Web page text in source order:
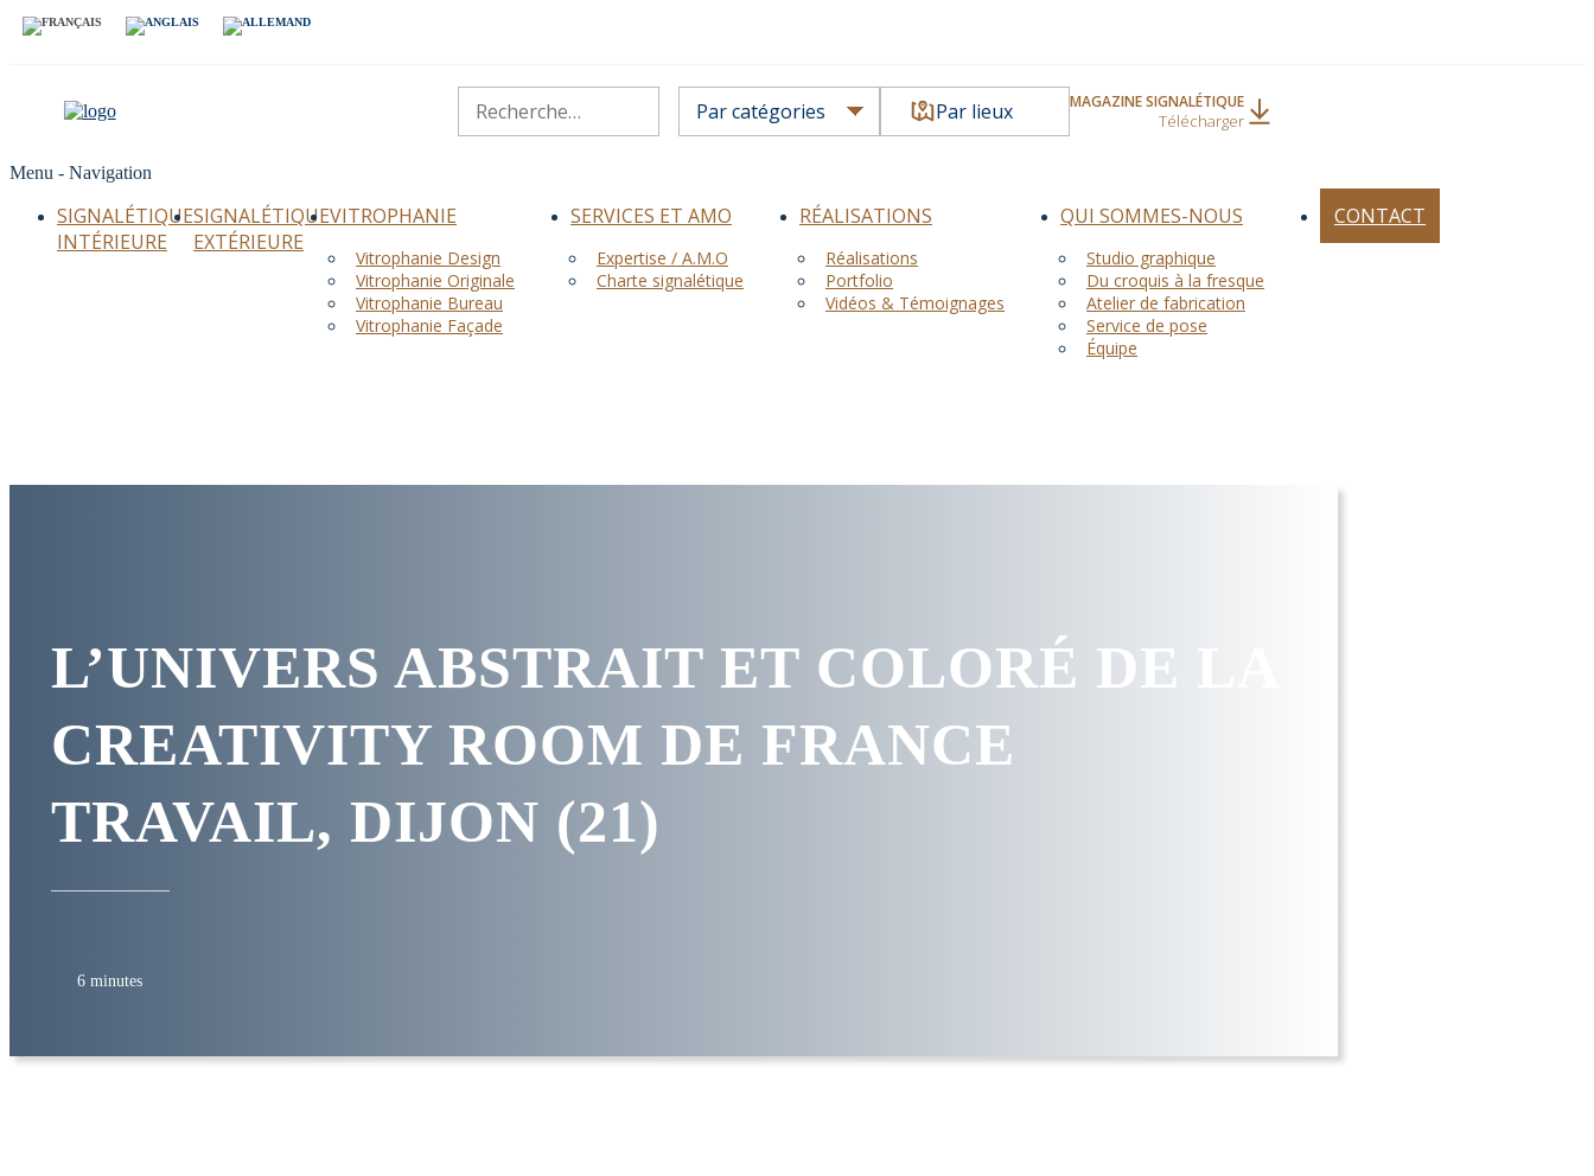
Par lieux MAGAZINE SIGNALÉTIQUE
Télécharger
Menu - Navigation
SIGNALÉTIQUE
INTÉRIEURE
SIGNALÉTIQUE
EXTÉRIEURE
VITROPHANIE
Vitrophanie Design
Vitrophanie Originale
Vitrophanie Bureau
Vitrophanie Façade
SERVICES ET AMO
Expertise / A.M.O
Charte signalétique
RÉALISATIONS
Réalisations
Portfolio
Vidéos & Témoignages
QUI SOMMES-NOUS
Studio graphique
Du croquis à la fresque
Atelier de fabrication
Service de pose
Équipe
CONTACT
L’UNIVERS ABSTRAIT ET COLORÉ DE LA
CREATIVITY ROOM DE FRANCE
TRAVAIL, DIJON (21)
6 minutes